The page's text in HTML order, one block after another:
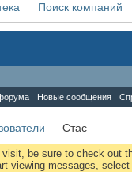
Поиск компаний
Новые сообщения
Стас
be sure to check out
viewing messages,